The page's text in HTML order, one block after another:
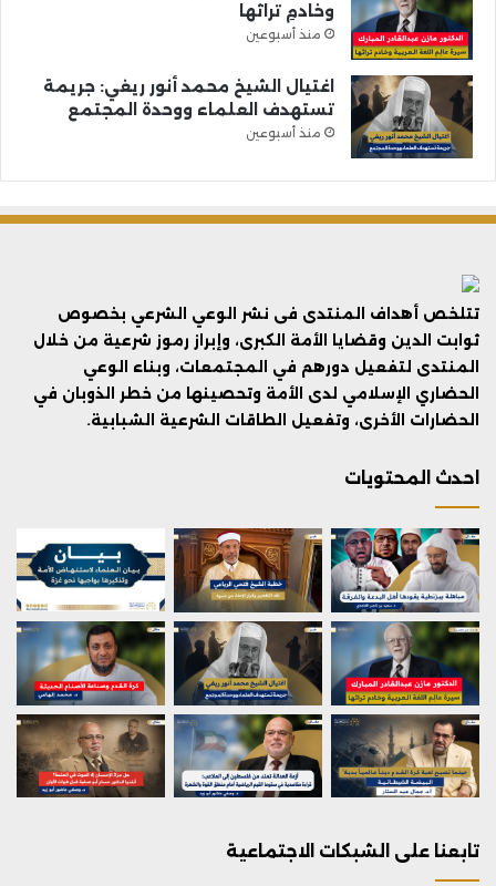
وخادمِ تراثها
منذ أسبوعين
اغتيال الشيخ محمد أنور ريغي: جريمة
تستهدف العلماء ووحدة المجتمع
منذ أسبوعين
تتلخص أهداف المنتدى فى نشر الوعي الشرعي بخصوص
ثوابت الدين وقضايا الأمة الكبرى، وإبراز رموز شرعية من خلال
المنتدى لتفعيل دورهم في المجتمعات، وبناء الوعي
الحضاري الإسلامي لدى الأمة وتحصينها من خطر الذوبان في
الحضارات الأخرى، وتفعيل الطاقات الشرعية الشبابية.
احدث المحتويات
تابعنا على الشبكات الاجتماعية